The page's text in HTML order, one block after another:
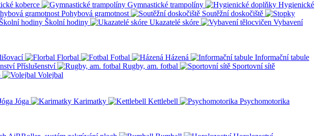
koberce Gymnastické trampolíny
Hygienické
Pohybová gramotnost
Soutěžní doskočiště
Školní hodiny Ukazatelé skóre
Vybavení
Florbal Fotbal Házená
Informační tabule
Příslušenství Rugby, am. fotbal
Sportovní sítě
Volejbal
Jóga Karimatky Kettlebell
Psychomotorika